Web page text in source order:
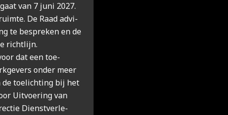
van 7 juni 2027.
De Raad advi­
te bespre­ken en de
richt­lijn.
dat een toe­
onder meer
toe­lich­ting bij het
Uit­voe­ring van
Dienst­ver­le­